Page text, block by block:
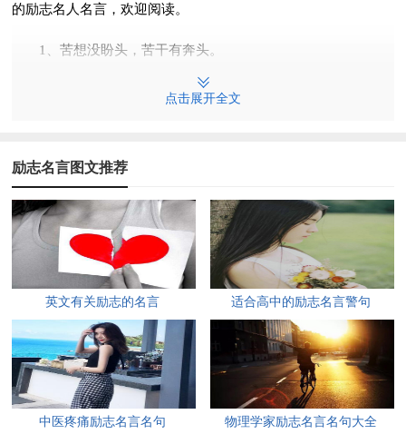
的励志名人名言，欢迎阅读。
1、苦想没盼头，苦干有奔头。
2、强烈的信仰会赢取坚强的人，然后又使他们更坚强。
还是选择躲避。
4、失败是什么？没有什么，只是更走近成功一步；成功是
什么？就是走过了所有通向失败的路，只剩下一条路，那就是成
功的路。
5、只要我们能梦想的，我们就能实现。
6、如果要挖井，就要挖到水出为止。
7、凡事要三思，但比三思更重要的是三思而行。
8、那些尝试去做某事却失败的人，比那些什么也不尝试做
点击展开全文
励志名言图文推荐
英文有关励志的名言 适合高中的励志名言警句
中医疼痛励志名言名句 物理学家励志名言名句大全